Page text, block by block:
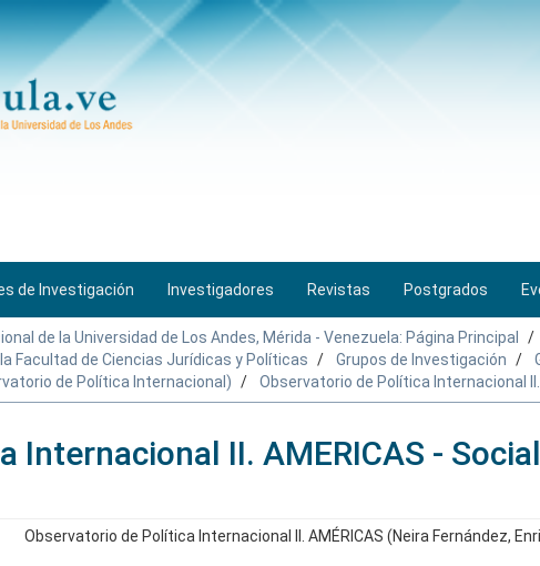
de Investigación Investigadores Revistas Postgrados
de la Universidad de Los Andes, Mérida - Venezuela: Página Principal
Facultad de Ciencias Jurídicas y Políticas
Grupos de Investigación
de Política Internacional)
Observatorio de Política Internacional II.
Internacional II. AMERICAS -
Observatorio de Política Internacional II. AMÉRICAS (Neira Fernández,